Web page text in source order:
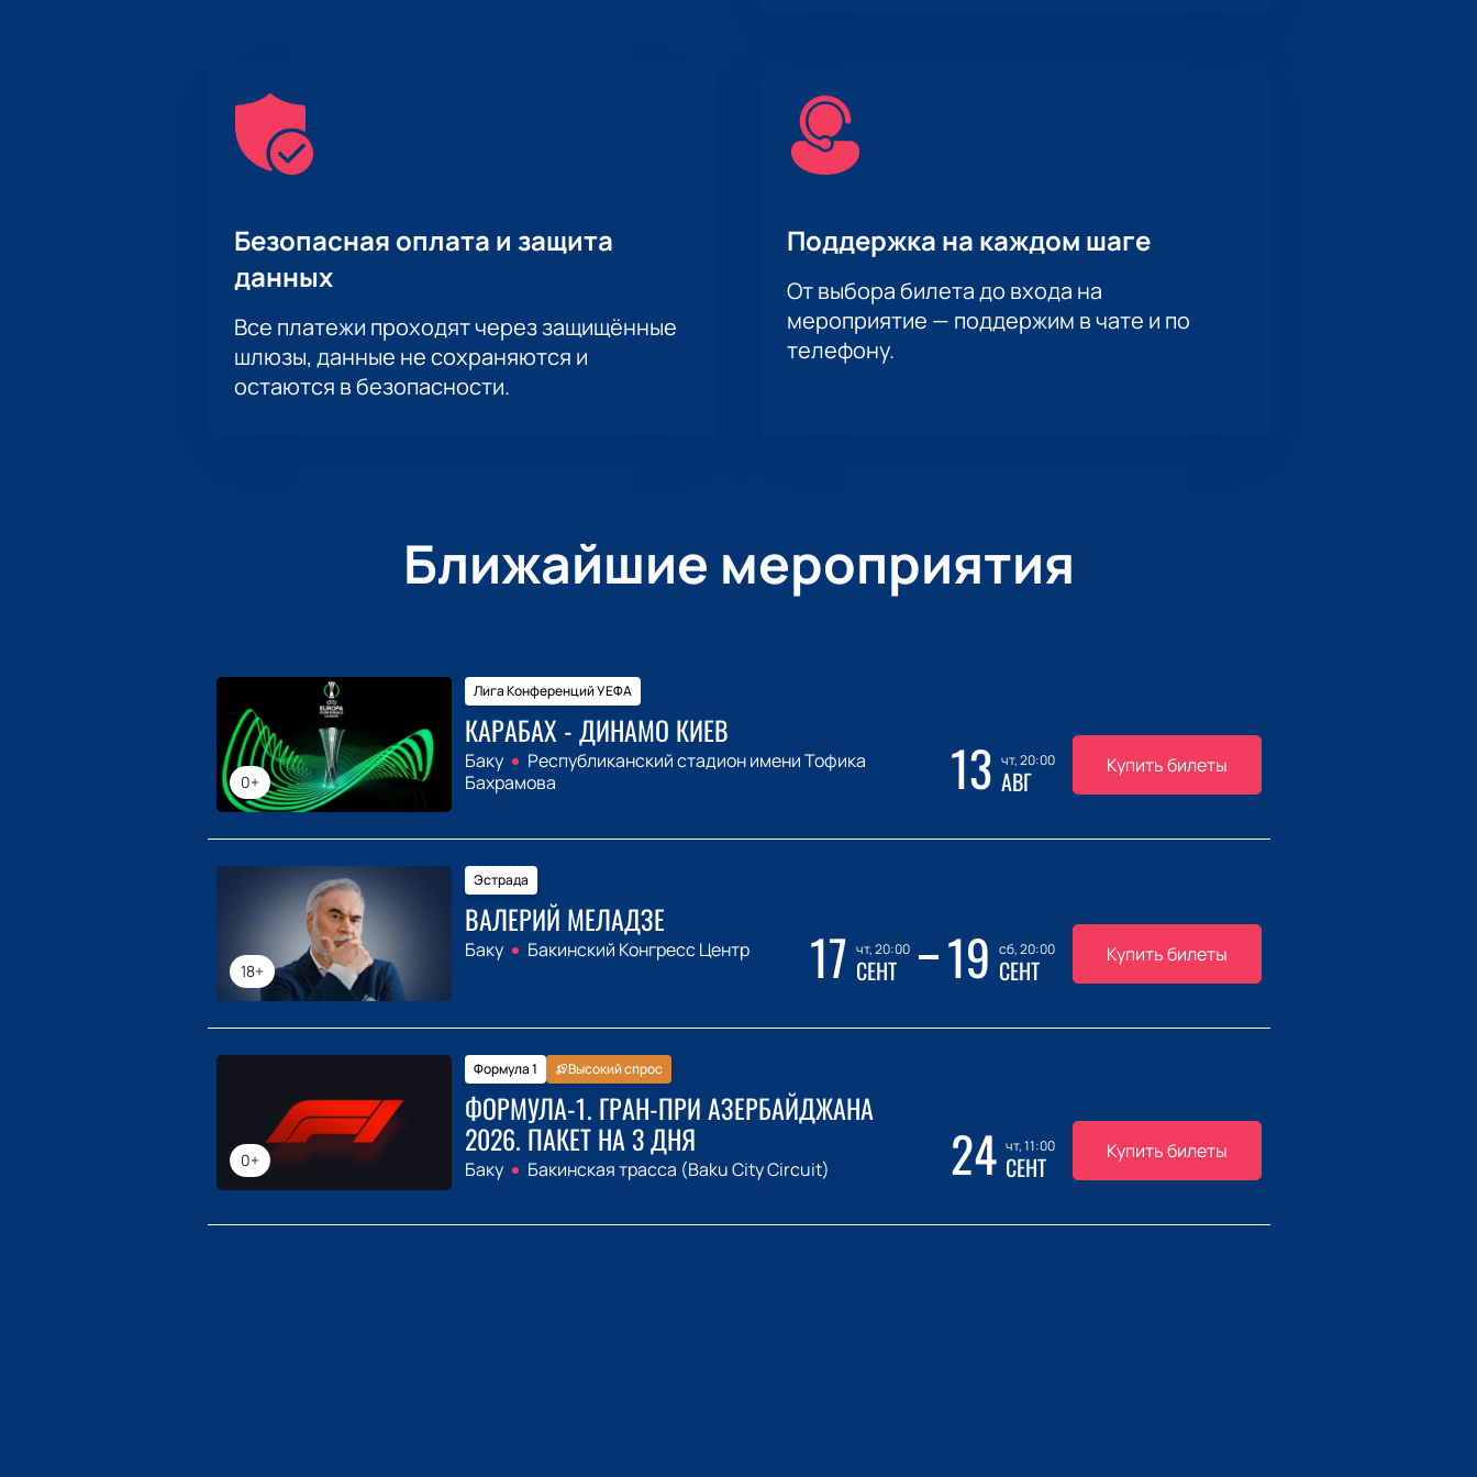
Безопасная оплата и защита
данных
Все платежи проходят через защищённые
шлюзы, данные не сохраняются и
остаются в безопасности.
Поддержка на каждом шаге
От выбора билета до входа на
мероприятие — поддержим в чате и по
телефону.
Ближайшие мероприятия
0+
Лига Конференций УЕФА
КАРАБАХ - ДИНАМО КИЕВ
Баку
Республиканский стадион имени Тофика
Бахрамова
13 чт, 20:00
АВГ Купить билеты
18+
Эстрада
ВАЛЕРИЙ МЕЛАДЗЕ
Баку Бакинский Конгресс Центр 17 чт, 20:00
СЕНТ 19 сб, 20:00
СЕНТ Купить билеты
0+
Формула 1 Высокий спрос
ФОРМУЛА-1. ГРАН-ПРИ АЗЕРБАЙДЖАНА
2026. ПАКЕТ НА 3 ДНЯ
Баку Бакинская трасса (Baku City Circuit) 24 чт, 11:00
СЕНТ Купить билеты